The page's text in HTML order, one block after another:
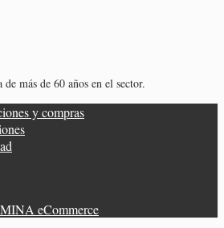
más de 60 años en el sector.
y compras
eCommerce